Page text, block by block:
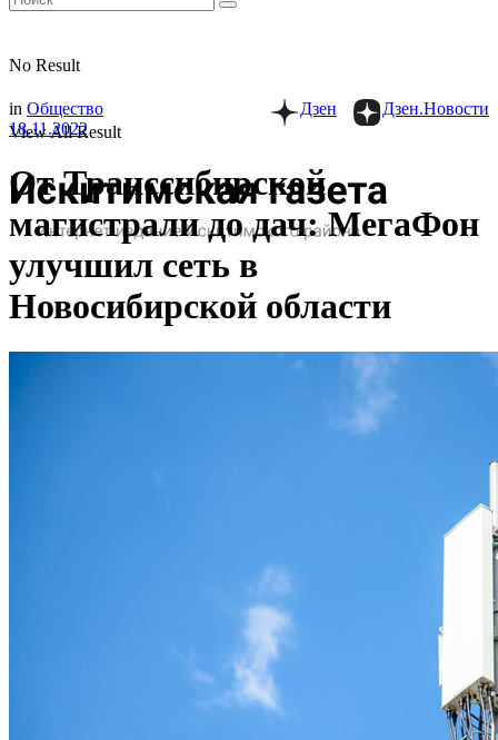
No Result
View All Result
Дзен.Новости
Дзен
in Общество
18.11.2022
От Транссибирской
магистрали до дач: МегаФон
улучшил сеть в
Новосибирской области